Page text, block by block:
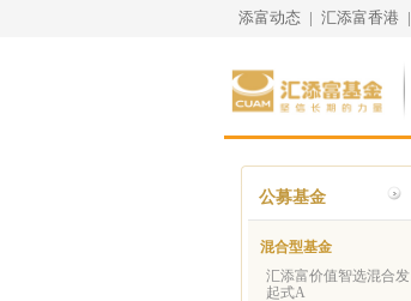
添富动态 | 汇添富香港 |
公募基金
混合型基金
汇添富价值智选混合发
起式A